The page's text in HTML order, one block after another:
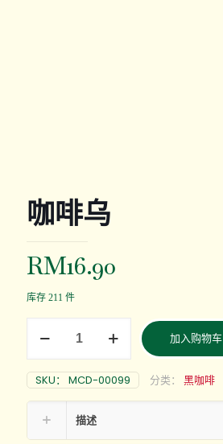
咖啡乌
RM16.90
库存 211 件
加入购物车
SKU： MCD-00099 分类： 黑咖啡
描述